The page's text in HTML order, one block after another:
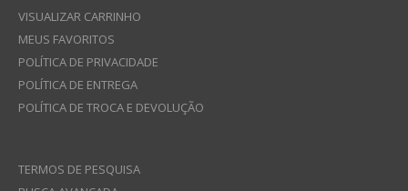
VISUALIZAR CARRINHO
MEUS FAVORITOS
POLÍTICA DE PRIVACIDADE
POLÍTICA DE ENTREGA
POLÍTICA DE TROCA E DEVOLUÇÃO
TERMOS DE PESQUISA